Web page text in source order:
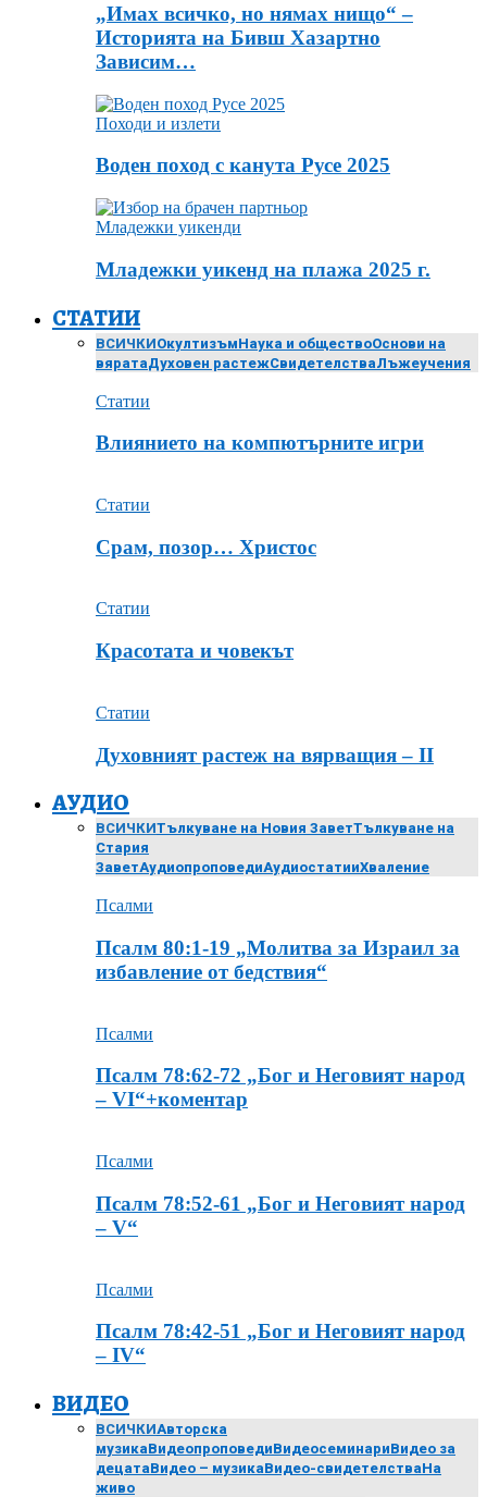
„Имах всичко, но нямах нищо“ –
Историята на Бивш Хазартно
Зависим…
Походи и излети
Воден поход с канута Русе 2025
Младежки уикенди
Младежки уикенд на плажа 2025 г.
СТАТИИ
ВСИЧКИОкултизъмНаука и обществоОснови на
вяратаДуховен растежСвидетелстваЛъжеучения
Статии
Влиянието на компютърните игри
Статии
Срам, позор… Христос
Статии
Красотата и човекът
Статии
Духовният растеж на вярващия – ІІ
АУДИО
ВСИЧКИТълкуване на Новия ЗаветТълкуване на
Стария
ЗаветАудиопроповедиАудиостатииХваление
Псалми
Псалм 80:1-19 „Молитва за Израил за
избавление от бедствия“
Псалми
Псалм 78:62-72 „Бог и Неговият народ
– VІ“+коментар
Псалми
Псалм 78:52-61 „Бог и Неговият народ
– V“
Псалми
Псалм 78:42-51 „Бог и Неговият народ
– ІV“
ВИДЕО
ВСИЧКИАвторска
музикаВидеопроповедиВидеосеминариВидео за
децатаВидео – музикаВидео-свидетелстваНа
живо